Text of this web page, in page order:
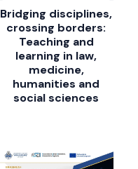
Bridging disciplines,
crossing borders:
Teaching and
learning in law,
medicine,
humanities and
social sciences